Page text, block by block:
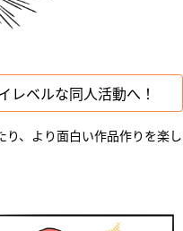
レベルな同人活動へ！
、より面白い作品作りを楽し